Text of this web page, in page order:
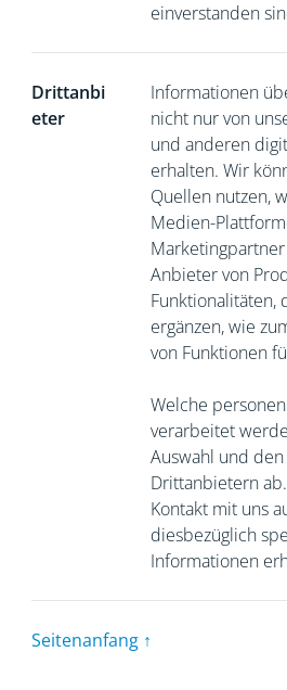
einverstanden
Drittanbi
eter
Informationen
nicht nur von
und anderen
erhalten. Wir
Quellen nutzen,
Medien-
Anbieter von
Funktionalitäten,
ergänzen, wie
von Funktionen
Welche
verarbeitet
Auswahl und
Drittanbietern
Kontakt mit uns
diesbezüglich
Informationen
Seitenanfang ↑